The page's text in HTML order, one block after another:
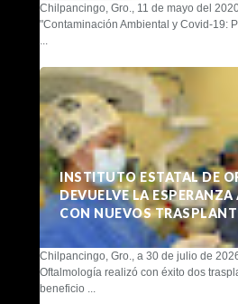
Chilpancingo, Gro., 11 de mayo del
"Contaminación Ambiental y Covid-19:
INSTITUTO ESTATAL DE
DEVUELVE LA ESPERANZA
CON NUEVOS
Chilpancingo, Gro., a 30 de julio de
Oftalmología realizó con éxito dos
beneficio ...